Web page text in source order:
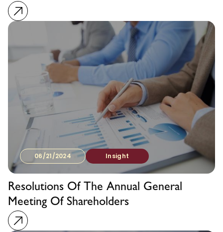
06/21/2024 Insight
Resolutions Of The Annual General
Meeting Of Shareholders